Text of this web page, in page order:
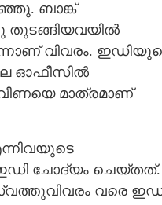
ബാങ്ക്
തുടങ്ങിയവയിൽ
വിവരം.
ഓഫീസിൽ
മാത്രമാണ്
ചോദ്യം ചെയ്‌തത്.
വരെ